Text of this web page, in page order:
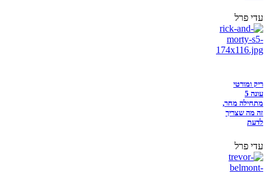
עדי פרל
ריק ומורטי
עונה 5
מתחילה מחר,
זה מה שצריך
לדעת
עדי פרל